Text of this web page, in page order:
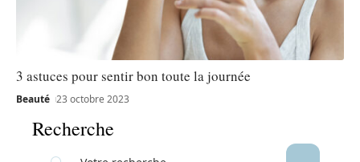
3 astuces pour sentir bon toute la journée
Beauté 23 octobre 2023
Recherche